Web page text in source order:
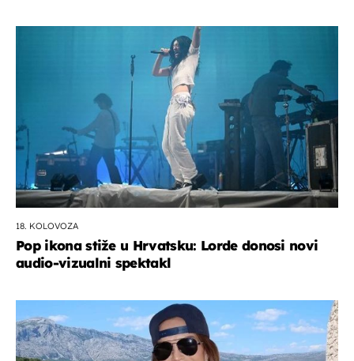
18. KOLOVOZA
Pop ikona stiže u Hrvatsku: Lorde donosi novi
audio-vizualni spektakl